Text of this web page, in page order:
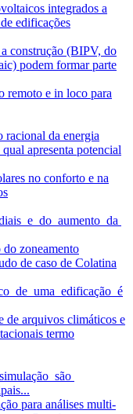
integrados a
edificações
construção (BIPV, do
podem formar parte
remoto e in loco para
racional da energia
apresenta potencial
no conforto e na
e do aumento da
do zoneamento
de caso de Colatina
de uma edificação é
de arquivos climáticos e
termo
são
para análises multi-